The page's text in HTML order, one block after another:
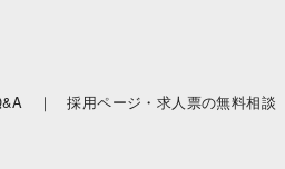
｜ 採用ページ・求人票の無料相談